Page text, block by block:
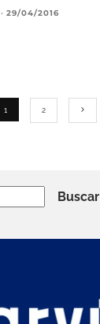
· 29/04/2016
1 2
Buscar